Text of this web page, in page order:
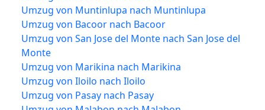
Umzug von Muntinlupa nach Muntinlupa
Umzug von Bacoor nach Bacoor
Umzug von San Jose del Monte nach San Jose del
Monte
Umzug von Marikina nach Marikina
Umzug von Iloilo nach Iloilo
Umzug von Pasay nach Pasay